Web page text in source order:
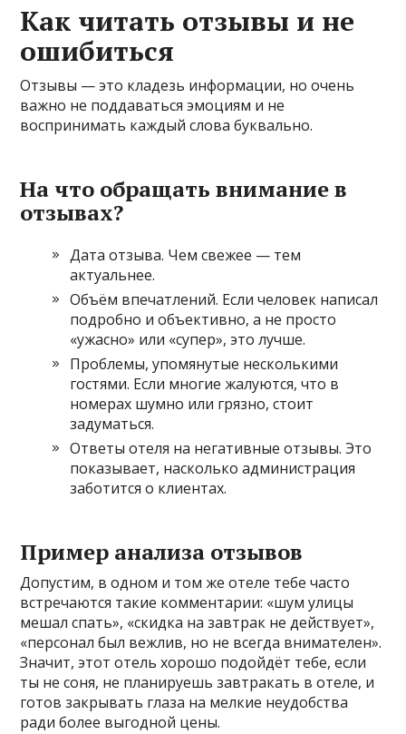
Как читать отзывы и не
ошибиться
Отзывы — это кладезь информации, но очень
важно не поддаваться эмоциям и не
воспринимать каждый слова буквально.
На что обращать внимание в
отзывах?
Дата отзыва. Чем свежее — тем
актуальнее.
Объём впечатлений. Если человек написал
подробно и объективно, а не просто
«ужасно» или «супер», это лучше.
Проблемы, упомянутые несколькими
гостями. Если многие жалуются, что в
номерах шумно или грязно, стоит
задуматься.
Ответы отеля на негативные отзывы. Это
показывает, насколько администрация
заботится о клиентах.
Пример анализа отзывов
Допустим, в одном и том же отеле тебе часто
встречаются такие комментарии: «шум улицы
мешал спать», «скидка на завтрак не действует»,
«персонал был вежлив, но не всегда внимателен».
Значит, этот отель хорошо подойдёт тебе, если
ты не соня, не планируешь завтракать в отеле, и
готов закрывать глаза на мелкие неудобства
ради более выгодной цены.